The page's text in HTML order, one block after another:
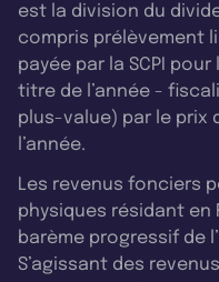
est la division du
compris prélèvement
payée par la SCPI
titre de l’année -
plus-value) par le prix
l’année.
Les revenus fonciers
physiques résidant en
barème progressif de
S’agissant des